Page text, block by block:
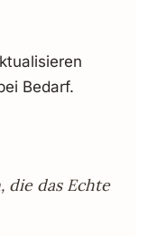
Bedarf.
die das Echte